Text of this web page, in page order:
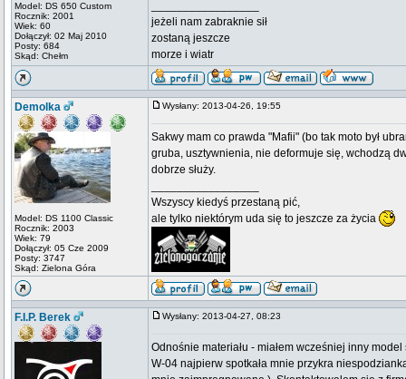
Model: DS 650 Custom
Rocznik: 2001
Wiek: 60
Dołączył: 02 Maj 2010
Posty: 684
Skąd: Chełm
jeżeli nam zabraknie sił
zostaną jeszcze
morze i wiatr
Demolka
Model: DS 1100 Classic
Rocznik: 2003
Wiek: 79
Dołączył: 05 Cze 2009
Posty: 3747
Skąd: Zielona Góra
Wysłany: 2013-04-26, 19:55
Sakwy mam co prawda "Mafii" (bo tak moto był
gruba, usztywnienia, nie deformuje się, wchodzą
dobrze służy.
Wszyscy kiedyś przestaną pić,
ale tylko niektórym uda się to jeszcze za życia
F.I.P. Berek Wysłany: 2013-04-27, 08:23
Odnośnie materiału - miałem wcześniej inny
W-04 najpierw spotkała mnie przykra